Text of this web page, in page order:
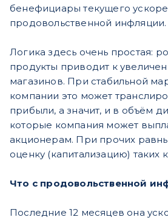
бенефициары текущего
продовольственной инфляции.
Логика здесь очень простая:
продукты приводит к
магазинов. При стабильной
компании это может
прибыли, а значит, и в объём
которые компания может
акционерам. При прочих
оценку (капитализацию) таких
Что с продовольственной
Последние 12 месяцев она